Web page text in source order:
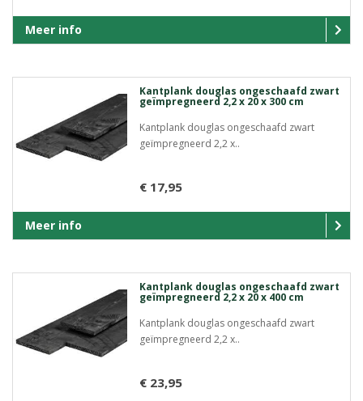
Meer info
Kantplank douglas ongeschaafd zwart
geïmpregneerd 2,2 x 20 x 300 cm
Kantplank douglas ongeschaafd zwart
geïmpregneerd 2,2 x..
€ 17,95
Meer info
Kantplank douglas ongeschaafd zwart
geïmpregneerd 2,2 x 20 x 400 cm
Kantplank douglas ongeschaafd zwart
geïmpregneerd 2,2 x..
€ 23,95